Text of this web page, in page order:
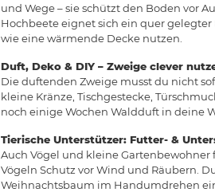
und Wege – sie schützt den Boden vor
Hochbeete eignet sich ein quer
wie eine wärmende Decke nutzen.
Duft, Deko & DIY – Zweige clever
Die duftenden Zweige musst du nicht
kleine Kränze, Tischgestecke,
noch einige Wochen Waldduft in deine
Tierische Unterstützer: Futter- &
Auch Vögel und kleine
Vögeln Schutz vor Wind und Räubern.
Weihnachtsbaum im Handumdrehen